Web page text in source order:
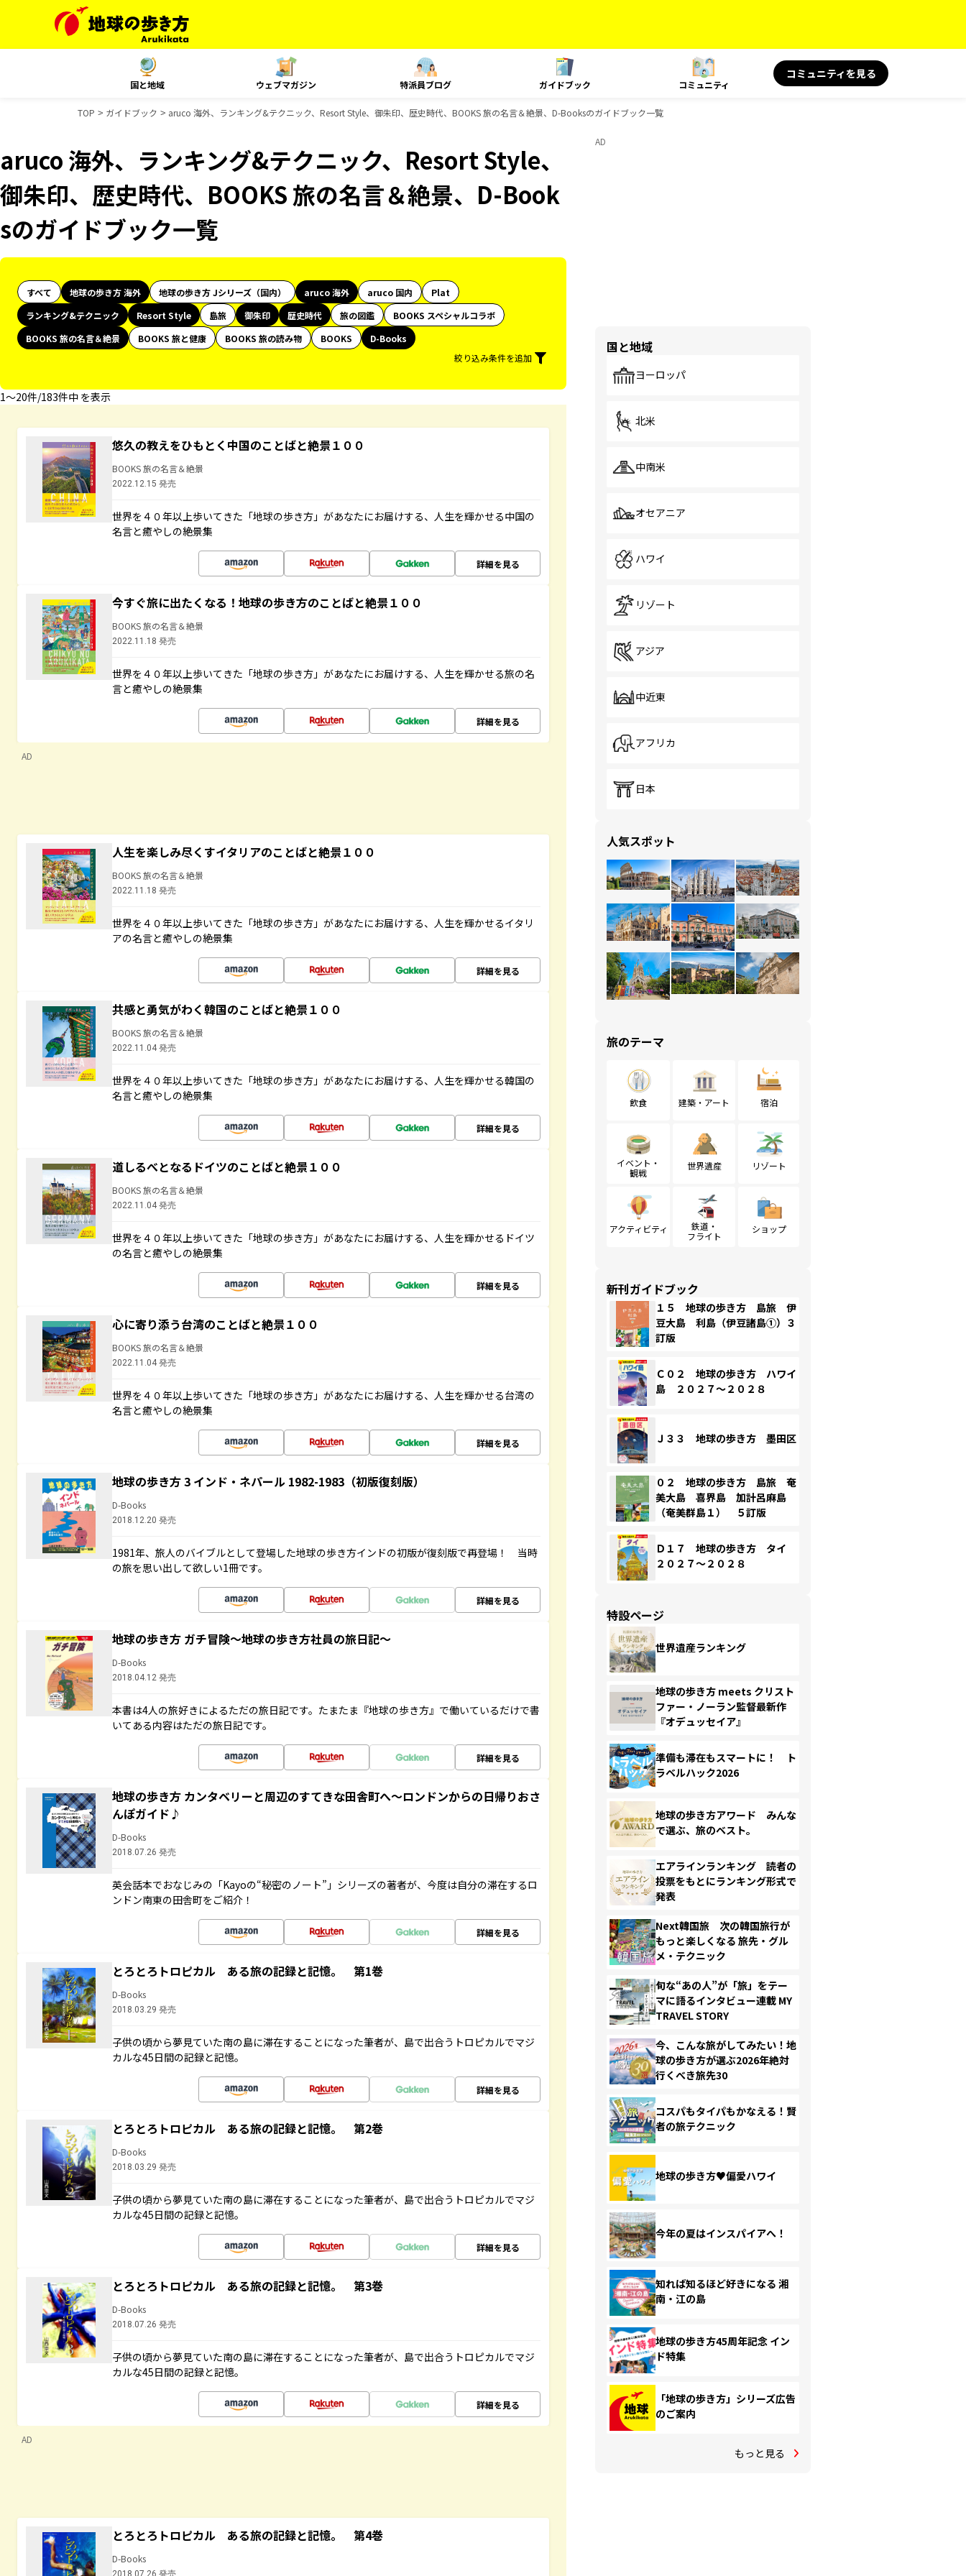
国と地域 ウェブマガジン 特派員ブログ ガイドブック コミュニティ
コミュニティを見る
TOP ガイドブック aruco 海外、ランキング&テクニック、Resort Style、御朱印、歴史時代、BOOKS 旅の名言＆絶景、D-Booksのガイドブック一覧
aruco 海外、ランキング&テクニック、Resort Style、
御朱印、歴史時代、BOOKS 旅の名言＆絶景、D-Book
sのガイドブック一覧
すべて 地球の歩き方 海外 地球の歩き方 Jシリーズ（国内） aruco 海外 aruco 国内
Plat
ランキング&テクニック
Resort Style 島旅 御朱印 歴史時代 旅の図鑑
BOOKS スペシャルコラボ
BOOKS 旅の名言＆絶景
BOOKS 旅と健康 BOOKS 旅の読み物 BOOKS
D-Books
絞り込み条件を追加
1〜20件/183件中 を表示
悠久の教えをひもとく中国のことばと絶景１００
BOOKS 旅の名言＆絶景
2022.12.15 発売
世界を４０年以上歩いてきた「地球の歩き方」があなたにお届けする、人生を輝かせる中国の
名言と癒やしの絶景集
詳細を見る
今すぐ旅に出たくなる！地球の歩き方のことばと絶景１００
BOOKS 旅の名言＆絶景
2022.11.18 発売
世界を４０年以上歩いてきた「地球の歩き方」があなたにお届けする、人生を輝かせる旅の名
言と癒やしの絶景集
詳細を見る
AD
人生を楽しみ尽くすイタリアのことばと絶景１００
BOOKS 旅の名言＆絶景
2022.11.18 発売
世界を４０年以上歩いてきた「地球の歩き方」があなたにお届けする、人生を輝かせるイタリ
アの名言と癒やしの絶景集
詳細を見る
共感と勇気がわく韓国のことばと絶景１００
BOOKS 旅の名言＆絶景
2022.11.04 発売
世界を４０年以上歩いてきた「地球の歩き方」があなたにお届けする、人生を輝かせる韓国の
名言と癒やしの絶景集
詳細を見る
道しるべとなるドイツのことばと絶景１００
BOOKS 旅の名言＆絶景
2022.11.04 発売
世界を４０年以上歩いてきた「地球の歩き方」があなたにお届けする、人生を輝かせるドイツ
の名言と癒やしの絶景集
詳細を見る
心に寄り添う台湾のことばと絶景１００
BOOKS 旅の名言＆絶景
2022.11.04 発売
世界を４０年以上歩いてきた「地球の歩き方」があなたにお届けする、人生を輝かせる台湾の
名言と癒やしの絶景集
詳細を見る
地球の歩き方 3 インド・ネパール 1982-1983（初版復刻版）
D-Books
2018.12.20 発売
1981年、旅人のバイブルとして登場した地球の歩き方インドの初版が復刻版で再登場！ 当時
の旅を思い出して欲しい1冊です。
詳細を見る
地球の歩き方 ガチ冒険～地球の歩き方社員の旅日記～
D-Books
2018.04.12 発売
本書は4人の旅好きによるただの旅日記です。たまたま『地球の歩き方』で働いているだけで書
いてある内容はただの旅日記です。
詳細を見る
地球の歩き方 カンタベリーと周辺のすてきな田舎町へ～ロンドンからの日帰りおさ
んぽガイド♪
D-Books
2018.07.26 発売
英会話本でおなじみの「Kayoの“秘密のノート”」シリーズの著者が、今度は自分の滞在するロ
ンドン南東の田舎町をご紹介！
詳細を見る
とろとろトロピカル ある旅の記録と記憶。 第1巻
D-Books
2018.03.29 発売
子供の頃から夢見ていた南の島に滞在することになった筆者が、島で出合うトロピカルでマジ
カルな45日間の記録と記憶。
詳細を見る
とろとろトロピカル ある旅の記録と記憶。 第2巻
D-Books
2018.03.29 発売
子供の頃から夢見ていた南の島に滞在することになった筆者が、島で出合うトロピカルでマジ
カルな45日間の記録と記憶。
詳細を見る
とろとろトロピカル ある旅の記録と記憶。 第3巻
D-Books
2018.07.26 発売
子供の頃から夢見ていた南の島に滞在することになった筆者が、島で出合うトロピカルでマジ
カルな45日間の記録と記憶。
詳細を見る
AD
とろとろトロピカル ある旅の記録と記憶。 第4巻
D-Books
2018.07.26 発売
AD
国と地域
ヨーロッパ
北米
中南米
オセアニア
ハワイ
リゾート
アジア
中近東
アフリカ
日本
人気スポット
旅のテーマ
飲食 建築・アート 宿泊
イベント・
観戦
世界遺産 リゾート
アクティビティ
鉄道・
フライト
ショップ
新刊ガイドブック
１５ 地球の歩き方 島旅 伊
豆大島 利島（伊豆諸島①）３
訂版
Ｃ０２ 地球の歩き方 ハワイ
島 ２０２７～２０２８
Ｊ３３ 地球の歩き方 墨田区
０２ 地球の歩き方 島旅 奄
美大島 喜界島 加計呂麻島
（奄美群島１） ５訂版
Ｄ１７ 地球の歩き方 タイ
２０２７～２０２８
特設ページ
世界遺産ランキング
地球の歩き方 meets クリスト
ファー・ノーラン監督最新作
『オデュッセイア』
準備も滞在もスマートに！ ト
ラベルハック2026
地球の歩き方アワード みんな
で選ぶ、旅のベスト。
エアラインランキング 読者の
投票をもとにランキング形式で
発表
Next韓国旅 次の韓国旅行が
もっと楽しくなる 旅先・グル
メ・テクニック
旬な“あの人”が「旅」をテー
マに語るインタビュー連載 MY
TRAVEL STORY
今、こんな旅がしてみたい！地
球の歩き方が選ぶ2026年絶対
行くべき旅先30
コスパもタイパもかなえる！賢
者の旅テクニック
地球の歩き方♥偏愛ハワイ
今年の夏はインスパイアへ！
知れば知るほど好きになる 湘
南・江の島
地球の歩き方45周年記念 イン
ド特集
「地球の歩き方」シリーズ広告
のご案内
もっと見る